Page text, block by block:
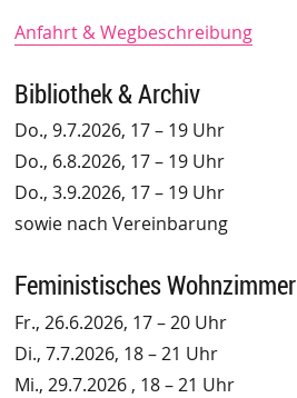
Anfahrt & Wegbeschreibung
Bibliothek & Archiv
Do., 9.7.2026, 17 – 19 Uhr
Do., 6.8.2026, 17 – 19 Uhr
Do., 3.9.2026, 17 – 19 Uhr
sowie nach Vereinbarung
Feministisches Wohnzimmer
Fr., 26.6.2026, 17 – 20 Uhr
Di., 7.7.2026, 18 – 21 Uhr
Mi., 29.7.2026 , 18 – 21 Uhr